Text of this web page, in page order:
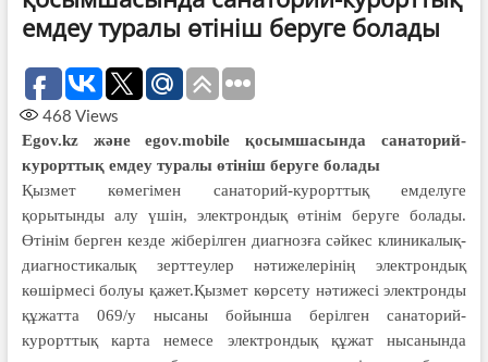
емдеу туралы өтініш беруге болады
468 Views
Egov.kz және egov.mobile қосымшасында санаторий-
курорттық емдеу туралы өтініш беруге болады
Қызмет көмегімен санаторий-курорттық емделуге
қорытынды алу үшін, электрондық өтінім беруге болады.
Өтінім берген кезде жіберілген диагнозға сәйкес клиникалық-
диагностикалық зерттеулер нәтижелерінің электрондық
көшірмесі болуы қажет.Қызмет көрсету нәтижесі электронды
құжатта 069/у нысаны бойынша берілген санаторий-
курорттық карта немесе электрондық құжат нысанында